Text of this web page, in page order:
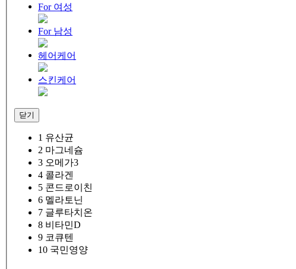
For 여성
For 남성
헤어케어
스킨케어
닫기
1 유산균
2 마그네슘
3 오메가3
4 콜라겐
5 콘드로이친
6 멜라토닌
7 글루타치온
8 비타민D
9 코큐텐
10 국민영양